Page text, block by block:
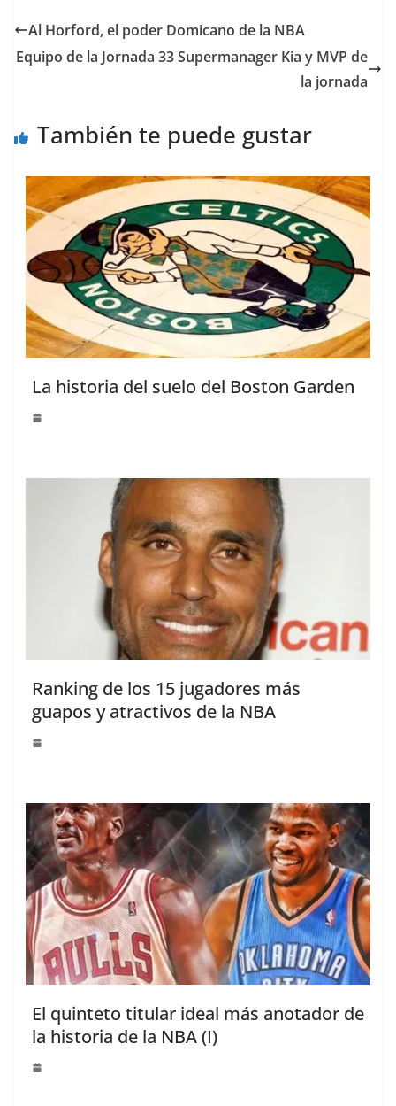
Al Horford, el poder Domicano de la NBA
Equipo de la Jornada 33 Supermanager Kia y MVP de
la jornada
También te puede gustar
La historia del suelo del Boston Garden
Ranking de los 15 jugadores más
guapos y atractivos de la NBA
El quinteto titular ideal más anotador de
la historia de la NBA (I)